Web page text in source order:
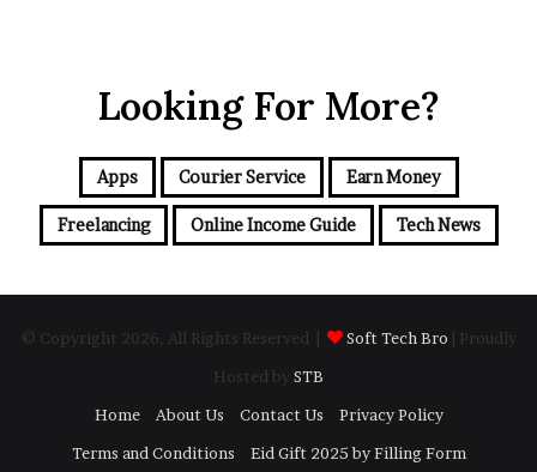
Looking For More?
Apps Courier Service Earn Money
Freelancing Online Income Guide Tech News
© Copyright 2026, All Rights Reserved | Soft Tech Bro | Proudly
Hosted by STB
Home
About Us Contact Us
Privacy Policy
Terms and Conditions
Eid Gift 2025 by Filling Form